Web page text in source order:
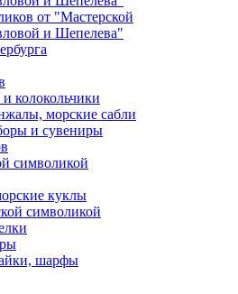
от "Мастерской
и Шепелева"
колокольчики
морские сабли
и сувениры
символикой
куклы
символикой
шарфы